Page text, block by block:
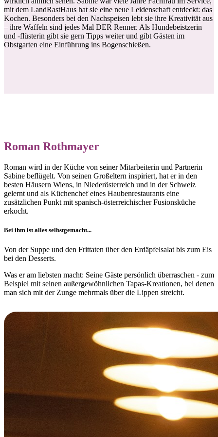
mit dem LandRastHaus hat sie eine neue Leidenschaft entdeckt: das
Kochen. Besonders bei den Nachspeisen lebt sie ihre Kreativität aus
– ihre Waffeln sind jedes Mal DER Renner. Als Hundebeistzerin
und -flüsterin gibt sie gern Tipps weiter und gibt Gästen im
Obstgarten eine Einführung ins Bogenschießen.
Roman Rothmayer
Roman wird in der Küche von seiner Mitarbeiterin und Partnerin
Sabine beflügelt. Von seinen Großeltern inspiriert, hat er in den
besten Häusern Wiens, in Niederösterreich und in der Schweiz
gelernt und als Küchenchef eines Haubenrestaurants eine
zusätzlichen Punkt mit spanisch-österreichischer Fusionsküche
erkocht.
Bei ihm ist alles selbstgemacht...
Von der Suppe und den Frittaten über den Erdäpfelsalat bis zum Eis
bei den Desserts.
Was er am liebsten macht: Seine Gäste persönlich überraschen - zum
Beispiel mit seinen außergewöhnlichen Tapas-Kreationen, bei denen
man sich mit der Zunge mehrmals über die Lippen streicht.